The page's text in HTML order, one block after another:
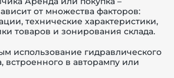
от множества факторов:
технические характеристики,
товаров и зонирования склада.
использование гидравлического
встроенного в авторампу или